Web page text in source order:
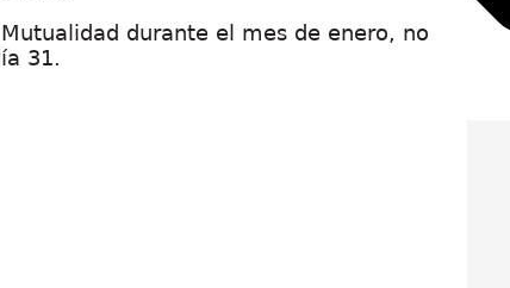
durante el mes de enero, no
31.